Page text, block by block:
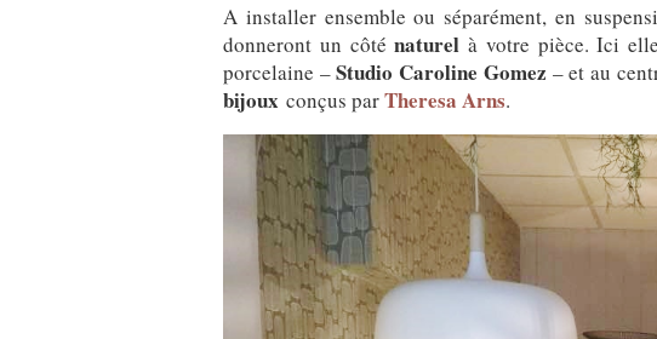
A installer ensemble ou séparément, en
donneront un côténaturel à votre pièce. Ici
porcelaine –Studio Caroline Gomez – et au
bijoux conçus parTheresa Arns.